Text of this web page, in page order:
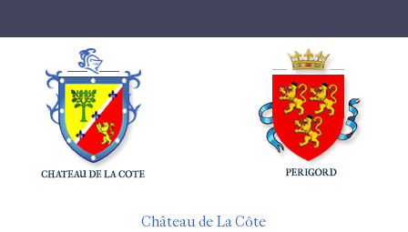
Château de La Côte